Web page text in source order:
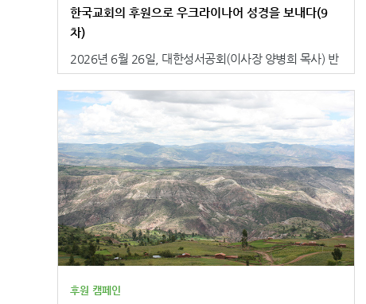
장 갱단이 장악하고 있으며, 납치와 살인, 약탈이 끊이지
않아 주민들은 일상적인 삶조차 안전하게 이어가기 어렵
습니다. 무고한 시민들과 선교사들까지 폭력의 희생이 되
었으며, 이러한 혼란에 극심한 빈곤까지 더해져 아이티는
서반구에서 가장 가난한 나라 중 하나로 꼽힙니다. 전해지
는 <아이티어 성경>, <프랑스어 성경>은 폭력과 극심한
빈곤, 반복되는 자연재해로 고통받는 아이티 사람들에게
전해져 두려움과 상처 속에 살아가는 이들에게 위로와 평
안을 전하고, 절망 가운데 있는 사람들에게 다시 일어설
소망을 심어 줄 것입니다. 또한 성경 중심의 어린이 사역
을 통해 다음 세대가 믿음 안에서 올바른 가치관을 세우
고, 무너진 가정과 공동체 회복의 초석이 될 것으로 기대
됩니다.
현대 소말리어로 새롭게 번역된 소말리어 새번역 신약성
경 번역 원고에 대한 조판 작업을 지원했고, 이 과정이 성
└ 글이 성경이 되기까지▲바이블코리아(Bible Korea) 성
정을 거쳤으며, 총 모금액을 기준으로 기존 5천 권 제작을
예상하였지만 최종적으로 성경을 1만 권 제작하여 기증할
수 있게 되었다는 기쁜 소식을 전해드립니다. ㅣStep 3ㅣ
성경 기증 예식 (9월 예정)└ 말씀에 축복을 더하여▲ 용
인반포센터에서 진행된 성경 기증 예식 모습제작이 완료
되면, 이 사역을 시작하신 서울장신대학교 동문 여러분과
한국교회 후원자를 모시고 대한성서공회 용인 반포센터에
서 소말리아로 발송될 성경을 축복하는 기증 예식을 갖게
됩니다. 완성된 성경이 소말리아를 향해 나아가는 그 길을
함께 축복하며, 말씀을 실어 보내는데 마음을 모으는 시간
해지는 곳기증 예식을 마친 성경은 소말리아 본토와 전 세
한국교회의 후원으로 우크라이나어 성경을 보내다(9
차)
2026년 6월 26일, 대한성서공회(이사장 양병희 목사) 반
포센터(경기도 용인시 소재)에서 한국교회의 후원으로 <
우크라이나어 성경> 1만 4천 부를 우크라이나에 발송했
습니다. 이번 9차 발송까지 합하여 현재까지 우크라이나
어 성서 총 44만 6백 부가 우크라이나 사람들을 위해 보내
졌습니다. 회복을 향한 여정 우크라이나 전쟁이 시작된
지 4년을 넘어서면서 우크라이나 사람들의 필요도 변화하
고 있습니다. 전쟁 초기에는 피난민 지원과 긴급 구호가
우선이었다면, 이제는 오랜 전쟁이 남긴 상처를 회복하고
무너진 일상을 다시 세워 가는 일이 중요한 과제가 되고 있
습니다. 이러한 상황 속에서 우크라이나의 교회들은 사람
들의 삶을 지탱하는 중요한 공동체 역할을 감당하고 있습
니다. 공습경보가 울리는 가운데서도 예배가 이어지고 있
으며, 교회들은 식량 지원과 돌봄 사역, 군인과 환자들을
후원 캠페인